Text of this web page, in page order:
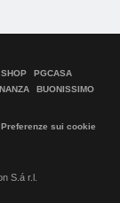
PGCASA
BUONISSIMO
Preferenze sui cookie
S.á r.l.